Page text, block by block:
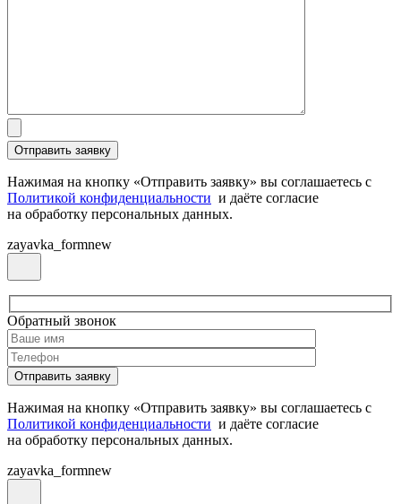
Нажимая на кнопку «Отправить заявку» вы соглашаетесь с
Политикой конфиденциальности и даёте согласие
на обработку персональных данных.
zayavka_formnew
Обратный звонок
Нажимая на кнопку «Отправить заявку» вы соглашаетесь с
Политикой конфиденциальности и даёте согласие
на обработку персональных данных.
zayavka_formnew